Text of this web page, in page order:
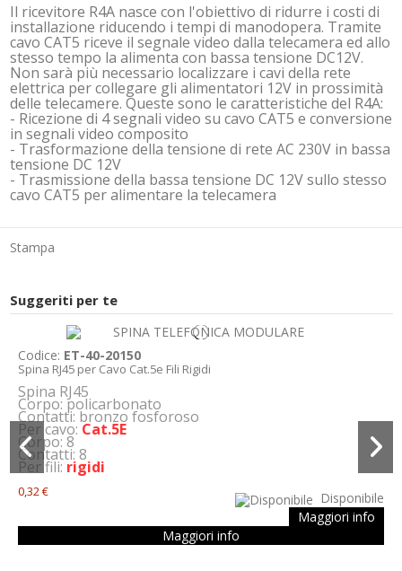
Il ricevitore R4A nasce con l'obiettivo di ridurre i costi di
installazione riducendo i tempi di manodopera. Tramite
cavo CAT5 riceve il segnale video dalla telecamera ed allo
stesso tempo la alimenta con bassa tensione DC12V.
Non sarà più necessario localizzare i cavi della rete
elettrica per collegare gli alimentatori 12V in prossimità
delle telecamere. Queste sono le caratteristiche del R4A:
- Ricezione di 4 segnali video su cavo CAT5 e conversione
in segnali video composito
- Trasformazione della tensione di rete AC 230V in bassa
tensione DC 12V
- Trasmissione della bassa tensione DC 12V sullo stesso
cavo CAT5 per alimentare la telecamera
Stampa
Suggeriti per te
Codice: ET-40-20150
Spina RJ45 per Cavo Cat.5e Fili Rigidi
Spina RJ45
Corpo: policarbonato
Contatti: bronzo fosforoso
Per cavo: Cat.5E
Corpo: 8
Contatti: 8
Per fili: rigidi
0,32 €
Disponibile
Maggiori info
Maggiori info